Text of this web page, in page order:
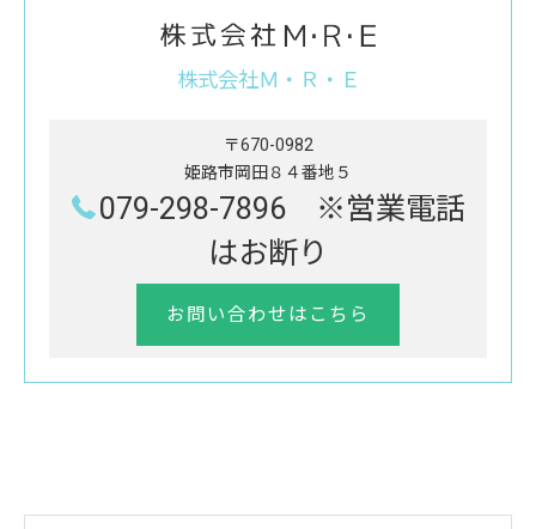
株式会社Ｍ・Ｒ・Ｅ
〒670-0982
姫路市岡田８４番地５
079-298-7896 ※営業電話
はお断り
お問い合わせはこちら